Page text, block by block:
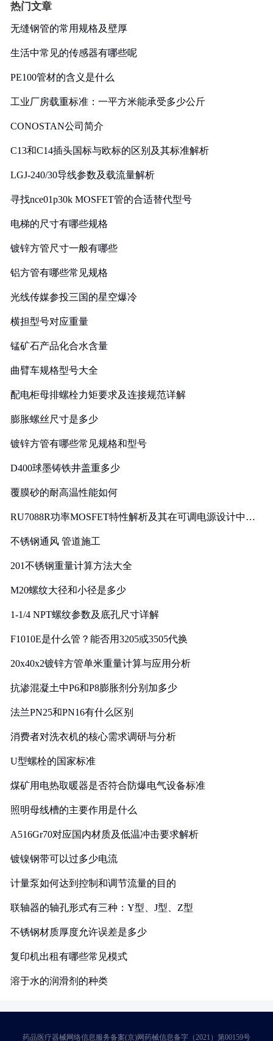
热门文章
无缝钢管的常用规格及壁厚
生活中常见的传感器有哪些呢
PE100管材的含义是什么
工业厂房载重标准：一平方米能承受多少公斤
CONOSTAN公司简介
C13和C14插头国标与欧标的区别及其标准解析
LGJ-240/30导线参数及载流量解析
寻找nce01p30k MOSFET管的合适替代型号
电梯的尺寸有哪些规格
镀锌方管尺寸一般有哪些
铝方管有哪些常见规格
光线传媒参投三国的星空爆冷
横担型号对应重量
锰矿石产品化合水含量
曲臂车规格型号大全
配电柜母排螺栓力矩要求及连接规范详解
膨胀螺丝尺寸是多少
镀锌方管有哪些常见规格和型号
D400球墨铸铁井盖重多少
覆膜砂的耐高温性能如何
RU7088R功率MOSFET特性解析及其在可调电源设计中的
不锈钢通风 管道施工
201不锈钢重量计算方法大全
M20螺纹大径和小径是多少
1-1/4 NPT螺纹参数及底孔尺寸详解
F1010E是什么管？能否用3205或3505代换
20x40x2镀锌方管单米重量计算与应用分析
抗渗混凝土中P6和P8膨胀剂分别加多少
法兰PN25和PN16有什么区别
消费者对洗衣机的核心需求调研与分析
U型螺栓的国家标准
煤矿用电热取暖器是否符合防爆电气设备标准
照明母线槽的主要作用是什么
A516Gr70对应国内材质及低温冲击要求解析
镀镍钢带可以过多少电流
计量泵如何达到控制和调节流量的目的
联轴器的轴孔形式有三种：Y型、J型、Z型
不锈钢材质厚度允许误差是多少
复印机出租有哪些常见模式
溶于水的润滑剂的种类
药品医疗器械网络信息服务备案(京)网药械信息备字（2021）第00159号